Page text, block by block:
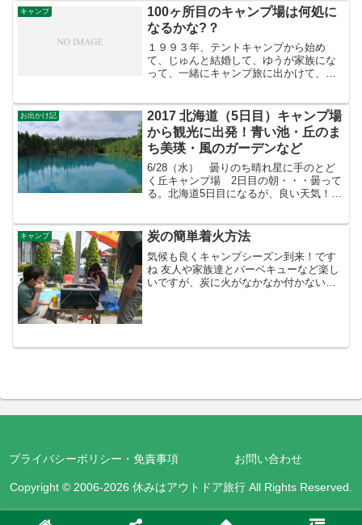
まったりと美味しいものを食べてのんび
りキャンプを楽...
キャンプ
100ヶ所目のキャンプ場は何処に
なるかな?？
１９９３年、テントキャンプから始め
て、じゅんと結婚して、ゆうが家族にな
って、一緒にキャンプ旅に出かけて、テ
で沢山のキャンプ場を利用しました。気
に入ったキャンプ場は何度も利用し...
お出かけ記
2017 北海道（5日目）キャンプ場
から観光に出発！青い池・丘のま
ち美瑛・風のガーデンなど
6/28（水） 曇りのち晴れ星に手のとど
く丘キャンプ場 2日目の朝・・・曇って
る。北海道5日目になるが、良い天気！と
れる。サイトまで来て草を食べてる。大
人しくて可愛い。...
キャンプ 炭の簡単着火方法
気候も良くキャンプシーズン到来！です
ね 友人や家族達とバーベキューなど楽し
いですが、炭に火がなかなか付かない！
プライバシーポリシー・免責事項 お問い合わせ
Copyright © 2006-2026 休みはアウトドア旅行 All Rights Reserved.